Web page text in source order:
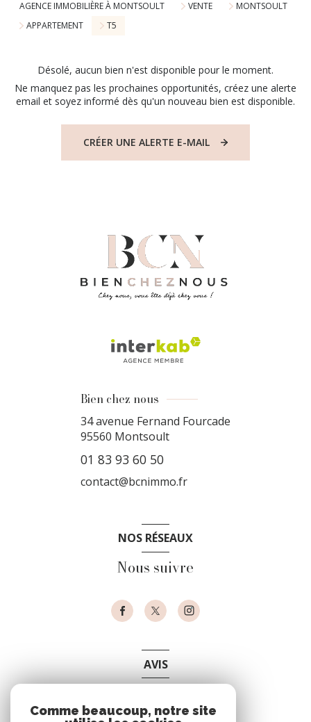
AGENCE IMMOBILIÈRE À MONTSOULT VENTE
MONTSOULT
APPARTEMENT
T5
Désolé, aucun bien n'est disponible pour le moment.
Ne manquez pas les prochaines opportunités, créez une alerte
email et soyez informé dès qu'un nouveau bien est disponible.
CRÉER UNE ALERTE E-MAIL
Bien chez nous
34 avenue Fernand Fourcade
95560 Montsoult
01 83 93 60 50
contact@bcnimmo.fr
NOS RÉSEAUX
Nous suivre
AVIS
Comme beaucoup, notre site